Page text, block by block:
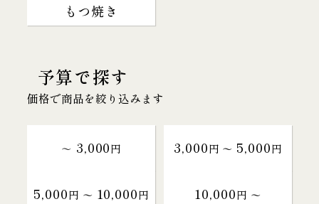
もつ焼き
予算で探す
価格で商品を絞り込みます
～ 3,000円 3,000円 〜 5,000円
5,000円 〜 10,000円 10,000円 〜